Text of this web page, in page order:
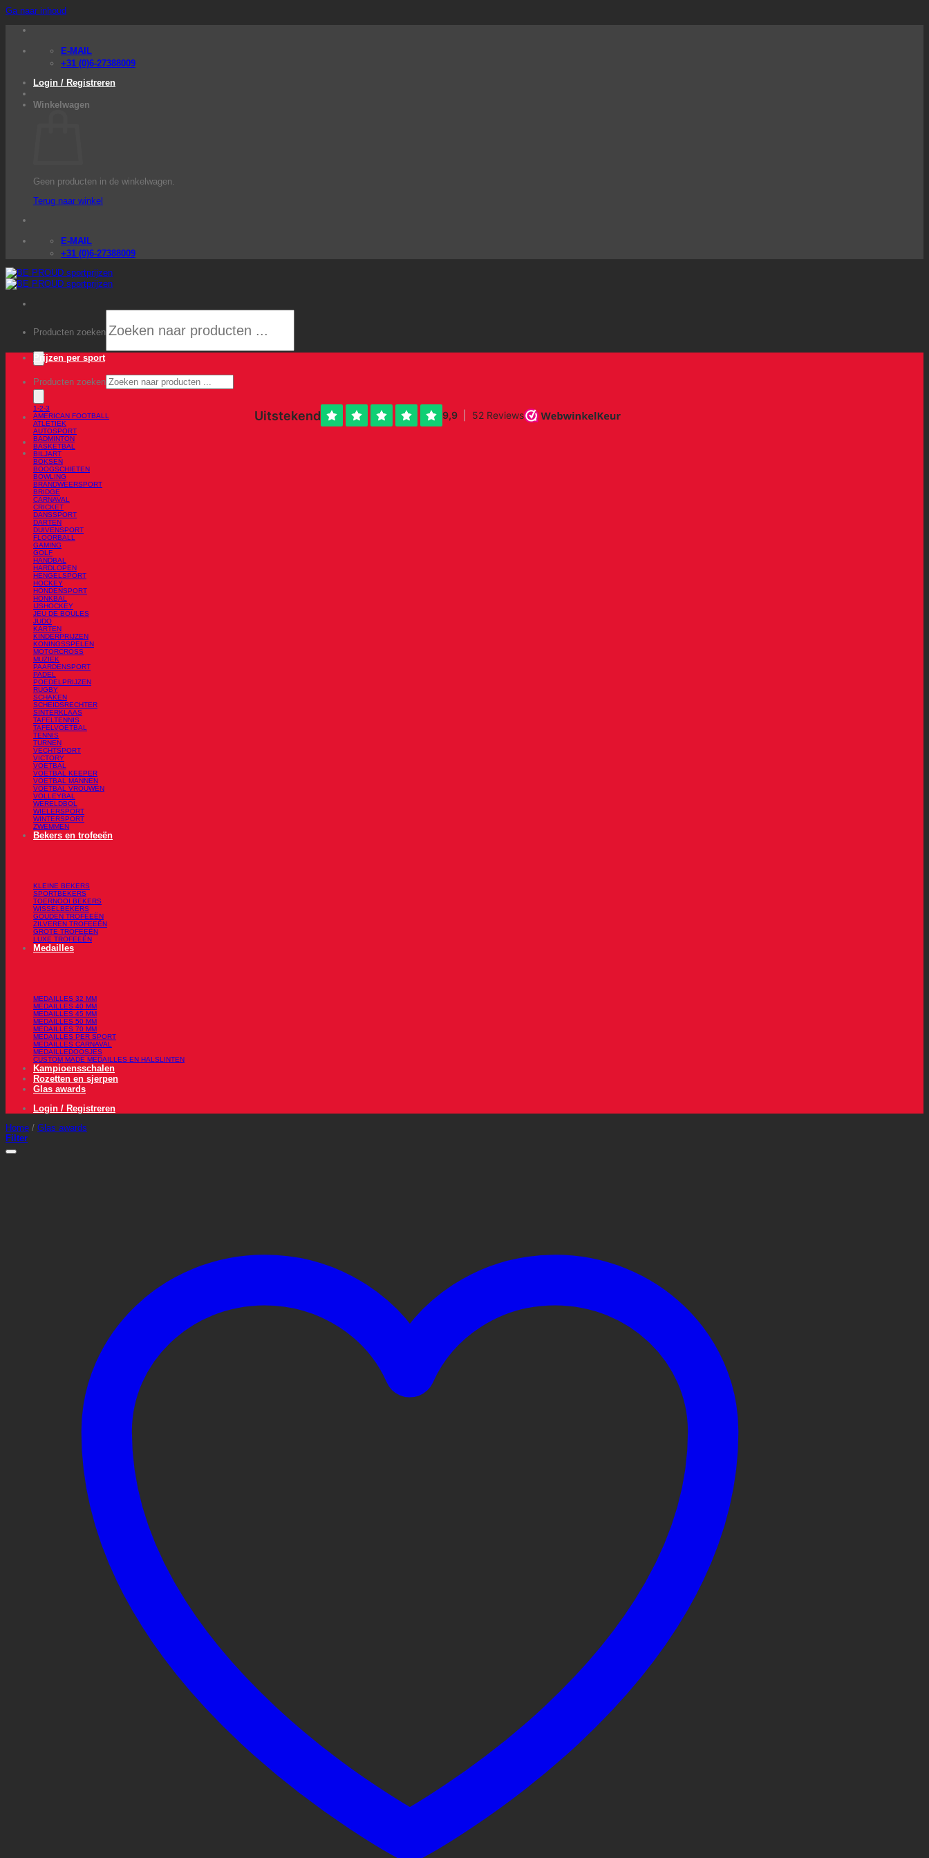
Ga naar inhoud
E-MAIL
+31 (0)6-27388009
Login / Registreren
Winkelwagen
Geen producten in de winkelwagen.
Terug naar winkel
E-MAIL
+31 (0)6-27388009
Producten zoeken
Producten zoeken
Prijzen per sport
1-2-3
AMERICAN FOOTBALL
ATLETIEK
AUTOSPORT
BADMINTON
BASKETBAL
BILJART
BOKSEN
BOOGSCHIETEN
BOWLING
BRANDWEERSPORT
BRIDGE
CARNAVAL
CRICKET
DANSSPORT
DARTEN
DUIVENSPORT
FLOORBALL
GAMING
GOLF
HANDBAL
HARDLOPEN
HENGELSPORT
HOCKEY
HONDENSPORT
HONKBAL
IJSHOCKEY
JEU DE BOULES
JUDO
KARTEN
KINDERPRIJZEN
KONINGSSPELEN
MOTORCROSS
MUZIEK
PAARDENSPORT
PADEL
POEDELPRIJZEN
RUGBY
SCHAKEN
SCHEIDSRECHTER
SINTERKLAAS
TAFELTENNIS
TAFELVOETBAL
TENNIS
TURNEN
VECHTSPORT
VICTORY
VOETBAL
VOETBAL KEEPER
VOETBAL MANNEN
VOETBAL VROUWEN
VOLLEYBAL
WERELDBOL
WIELERSPORT
WINTERSPORT
ZWEMMEN
Bekers en trofeeën
KLEINE BEKERS
SPORTBEKERS
TOERNOOI BEKERS
WISSELBEKERS
GOUDEN TROFEEËN
ZILVEREN TROFEEËN
GROTE TROFEEËN
LUXE TROFEEËN
Medailles
MEDAILLES 32 MM
MEDAILLES 40 MM
MEDAILLES 45 MM
MEDAILLES 50 MM
MEDAILLES 70 MM
MEDAILLES PER SPORT
MEDAILLES CARNAVAL
MEDAILLEDOOSJES
CUSTOM MADE MEDAILLES EN HALSLINTEN
Kampioensschalen
Rozetten en sjerpen
Glas awards
Login / Registreren
Home / Glas awards
Filter